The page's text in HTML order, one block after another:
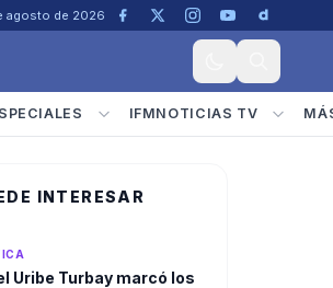
agosto de 2026
IFMNOTICIAS TV
INTERESAR
Uribe Turbay marcó los